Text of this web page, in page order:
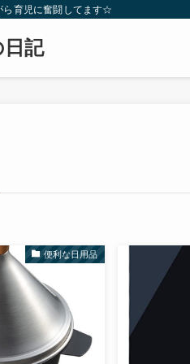
ら育児に奮闘してます☆
記
便利な日用品